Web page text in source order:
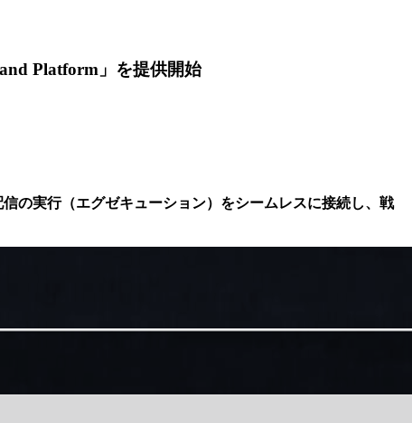
Platform」を提供開始
の実行（エグゼキューション）をシームレスに接続し、戦